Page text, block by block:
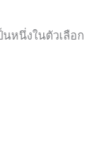
หนึ่งในตัวเลือก